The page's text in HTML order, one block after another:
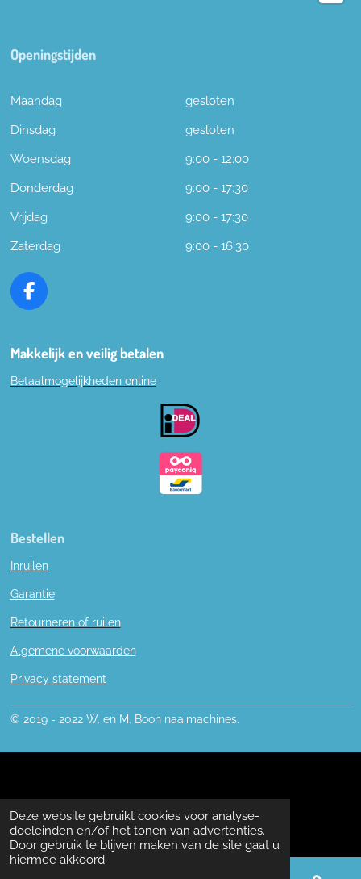
Deze website gebruikt cookies voor analyse-
doeleinden en/of het tonen van advertenties.
Door gebruik te blijven maken van de site gaat u
hiermee akkoord.
Openingstijden
Maandag
gesloten
Dinsdag
gesloten
Woensdag
9:00 - 12:00
Donderdag
9:00 - 17:30
Vrijdag
9:00 - 17:30
Zaterdag
9:00 - 16:30
F
e
o
Makkelijk en veilig betalen
Betaalmogelijkheden online
Bestellen
Inruilen
Garantie
Retourneren of ruilen
Algemene voorwaarden
Privacy statement
© 2019 - 2022 W. en M. Boon naaimachines.